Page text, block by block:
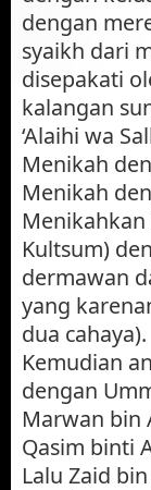
dengan
syaikh dari
disepakati
kalangan
‘Alaihi wa
Menikah
Menikah
Kultsum)
dermawan
yang
dua cahaya).
Kemudian
dengan
Marwan bin
Qasim binti
Lalu Zaid